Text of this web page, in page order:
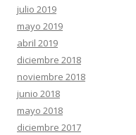
julio 2019
mayo 2019
abril 2019
diciembre 2018
noviembre 2018
junio 2018
mayo 2018
diciembre 2017